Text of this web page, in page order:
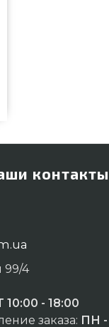
контакты
99/4
- 18:00
заказа: ПН -